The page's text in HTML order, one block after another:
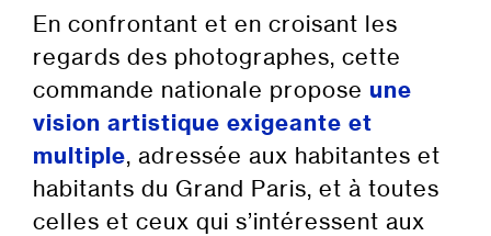
En confrontant et en croisant les
regards des photographes, cette
commande nationale propose une
vision artistique exigeante et
multiple, adressée aux habitantes et
habitants du Grand Paris, et à toutes
celles et ceux qui s’intéressent aux